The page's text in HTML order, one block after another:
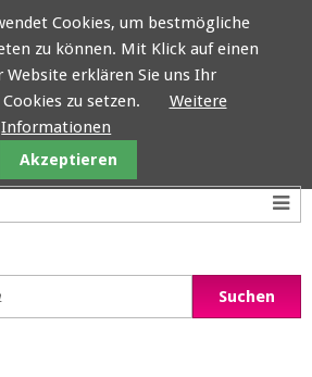
Cookies, um bestmögliche
zu können. Mit Klick auf einen
Website erklären Sie uns Ihr
zu setzen.
Weitere
Informationen
Akzeptieren